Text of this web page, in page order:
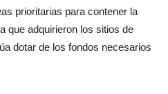
prioritarias para contener la
que adquirieron los sitios de
dotar de los fondos necesarios